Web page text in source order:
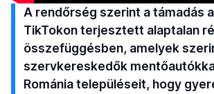
A rendőrség szerint a támadás
TikTokon terjesztett alaptalan
összefüggésben, amelyek
szervkereskedők
Románia településeit, hogy